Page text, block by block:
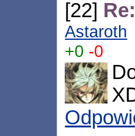
[22]
Astaroth
+0 -0